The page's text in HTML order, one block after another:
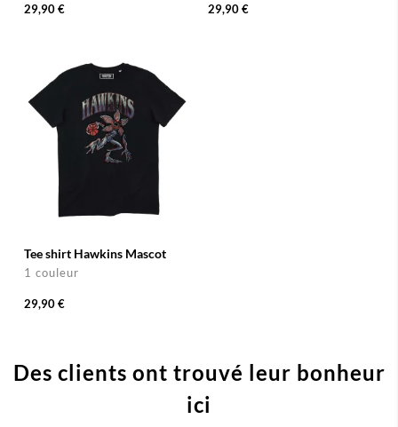
29,90 € 29,90 €
Tee shirt Hawkins Mascot
1 couleur
29,90 €
Des clients ont trouvé leur bonheur
ici